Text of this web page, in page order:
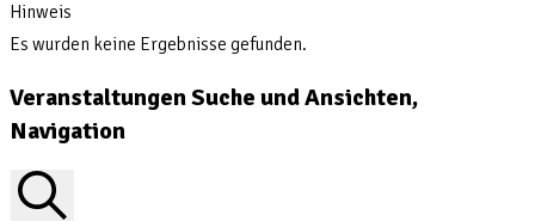
Hinweis
Es wurden keine Ergebnisse gefunden.
Veranstaltungen Suche und Ansichten,
Navigation